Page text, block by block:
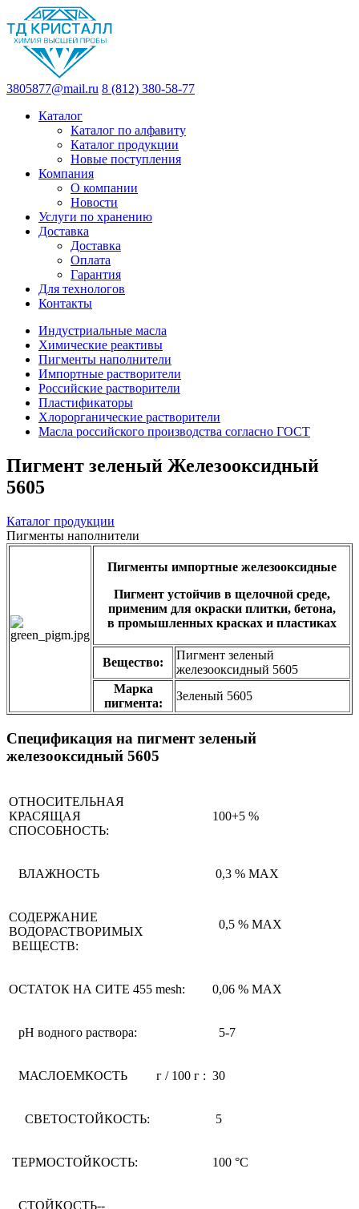
3805877@mail.ru 8 (812) 380-58-77
Каталог
Каталог по алфавиту
Каталог продукции
Новые поступления
Компания
О компании
Новости
Услуги по хранению
Доставка
Доставка
Оплата
Гарантия
Для технологов
Контакты
Индустриальные масла
Химические реактивы
Пигменты наполнители
Импортные растворители
Российские растворители
Пластификаторы
Хлорорганические растворители
Масла российского производства согласно ГОСТ
Пигмент зеленый Железооксидный
5605
Каталог продукции
Пигменты наполнители
Пигменты импортные железооксидные
Пигмент устойчив в щелочной среде,
применим для окраски плитки, бетона,
в промышленных красках и пластиках
Вещество:
Пигмент зеленый
железооксидный 5605
Марка
пигмента:
Зеленый 5605
Спецификация на пигмент зеленый
железооксидный 5605
ОТНОСИТЕЛЬНАЯ
КРАСЯЩАЯ
СПОСОБНОСТЬ:
100+5 %
ВЛАЖНОСТЬ 0,3 % MAX
СОДЕРЖАНИЕ
ВОДОРАСТВОРИМЫХ
ВЕЩЕСТВ:
0,5 % MAX
ОСТАТОК НА СИТЕ 455 mesh: 0,06 % MAX
рН водного раствора: 5-7
МАСЛОЕМКОСТЬ г / 100 г : 30
СВЕТОСТОЙКОСТЬ: 5
ТЕРМОСТОЙКОСТЬ: 100 °С
СТОЙКОСТЬ--